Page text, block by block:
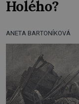
Holého?
ANETA BARTONÍKOVÁ